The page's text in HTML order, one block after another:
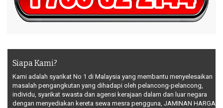
Siapa Kami?
Kami adalah syarikat No 1 di Malaysia yang membantu menyelesaikan
masalah pengangkutan yang dihadapi oleh pelancong-pelancong,
individu, syarikat swasta dan agensi kerajaan dalam dan luar negara
dengan menyediakan kereta sewa mesra pengguna, JAMINAN HARGA